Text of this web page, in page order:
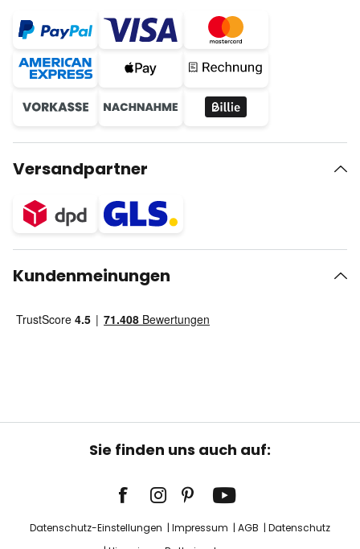
Versandpartner
Kundenmeinungen
Sie finden uns auch auf:
Datenschutz-Einstellungen Impressum AGB
Datenschutz